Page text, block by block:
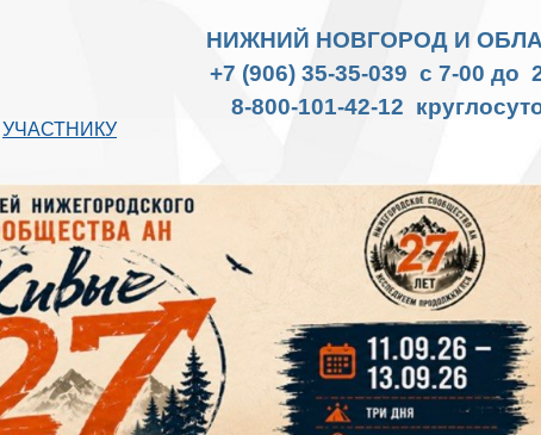
НИЖНИЙ НОВГОРОД И
+7 (906) 35-35-039 с 7-00 до
8-800-101-42-12
УЧАСТНИКУ